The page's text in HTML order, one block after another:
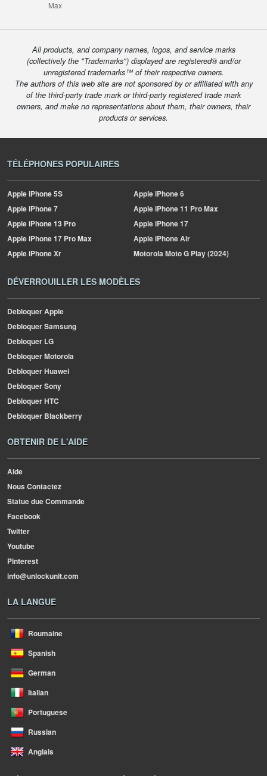
Max
All products, and company names, logos, and service marks
(collectively the "Trademarks") displayed are registered® and/or
unregistered trademarks™ of their respective owners.
The authors of this web site are not sponsored by or affiliated with any
of the third-party trade mark or third-party registered trade mark
owners, and make no representations about them, their owners, their
products or services.
TÉLÉPHONES POPULAIRES
AppleiPhone 5S AppleiPhone 6
AppleiPhone 7 AppleiPhone 11 Pro Max
AppleiPhone 13 Pro AppleiPhone 17
AppleiPhone 17 Pro Max AppleiPhone Air
AppleiPhone Xr MotorolaMoto G Play (2024)
DÉVERROUILLER LES MODÈLES
Debloquer Apple
Debloquer Samsung
Debloquer LG
Debloquer Motorola
Debloquer Huawei
Debloquer Sony
Debloquer HTC
Debloquer Blackberry
OBTENIR DE L'AIDE
Aide
Nous Contactez
Statue due Commande
Facebook
Twitter
Youtube
Pinterest
info@unlockunit.com
LA LANGUE
Roumaine
Spanish
German
Italian
Portuguese
Russian
Anglais